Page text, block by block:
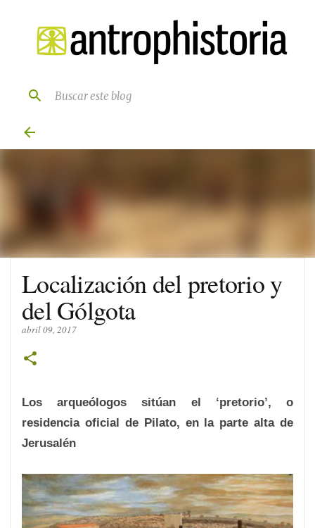
Ir al contenido principal
Localización del pretorio y
del Gólgota
abril 09, 2017
Los arqueólogos sitúan el ‘pretorio’, o
residencia oficial de Pilato, en la parte alta de
Jerusalén